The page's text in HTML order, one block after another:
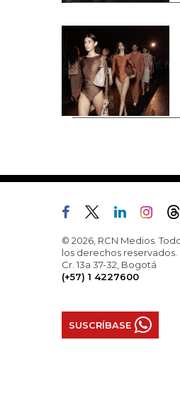
© 2026, RCN Medios.
los derechos reservados.
Cr. 13a 37-32, Bogotá
(+57) 1 4227600
SUSCRÍBASE